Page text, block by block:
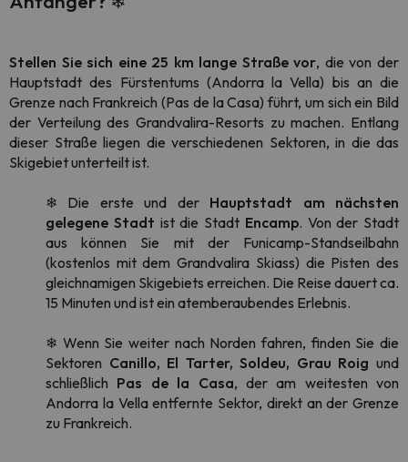
Stellen Sie sich eine 25 km lange Straße vor, die von der
Hauptstadt des Fürstentums (Andorra la Vella) bis an die
Grenze nach Frankreich (Pas de la Casa) führt, um sich ein Bild
der Verteilung des Grandvalira-Resorts zu machen. Entlang
dieser Straße liegen die verschiedenen Sektoren, in die das
Skigebiet unterteilt ist.
❄ Die erste und der Hauptstadt am nächsten
gelegene Stadt ist die Stadt Encamp. Von der Stadt
aus können Sie mit der Funicamp-Standseilbahn
(kostenlos mit dem Grandvalira Skiass) die Pisten des
gleichnamigen Skigebiets erreichen. Die Reise dauert ca.
15 Minuten und ist ein atemberaubendes Erlebnis.
❄ Wenn Sie weiter nach Norden fahren, finden Sie die
Sektoren Canillo, El Tarter, Soldeu, Grau Roig und
schließlich Pas de la Casa, der am weitesten von
Andorra la Vella entfernte Sektor, direkt an der Grenze
zu Frankreich.